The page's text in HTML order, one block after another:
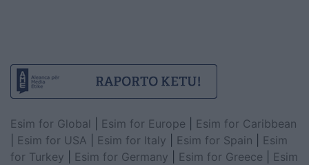
Esim for Global Esim for Europe
Esim for Caribbean
Esim for USA Esim for Italy Esim for Spain
Esim
for Turkey
Esim for Germany Esim for Greece
Esim